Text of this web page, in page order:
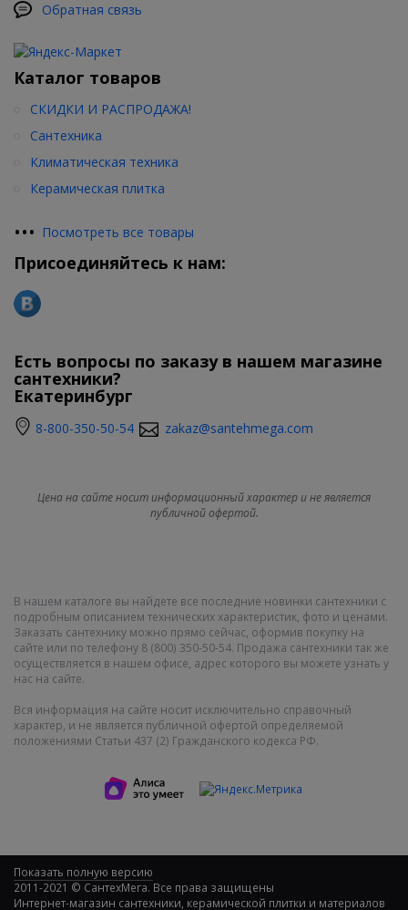
Обратная связь
Каталог товаров
СКИДКИ И РАСПРОДАЖА!
Сантехника
Климатическая техника
Керамическая плитка
••• Посмотреть все товары
Присоединяйтесь к нам:
Есть вопросы по заказу в нашем магазине
сантехники?
Екатеринбург
8-800-350-50-54 zakaz@santehmega.com
Цена на сайте носит информационный характер и не является
публичной офертой.
В нашем каталоге вы найдете все последние новинки сантехники с
подробным описанием технических характеристик, фото и ценами.
Заказать сантехнику можно прямо сейчас, оформив покупку на
сайте или по телефону 8 (800) 350-50-54. Продажа сантехники так же
осуществляется в нашем офисе, адрес которого вы можете узнать у
нас на сайте.
Вся информация на сайте носит исключительно справочный
характер, и не является публичной офертой определяемой
положениями Статьи 437 (2) Гражданского кодекса РФ.
Показать полную версию
2011-2021 © СантехМега. Все права защищены
Интернет-магазин сантехники, керамической плитки и материалов